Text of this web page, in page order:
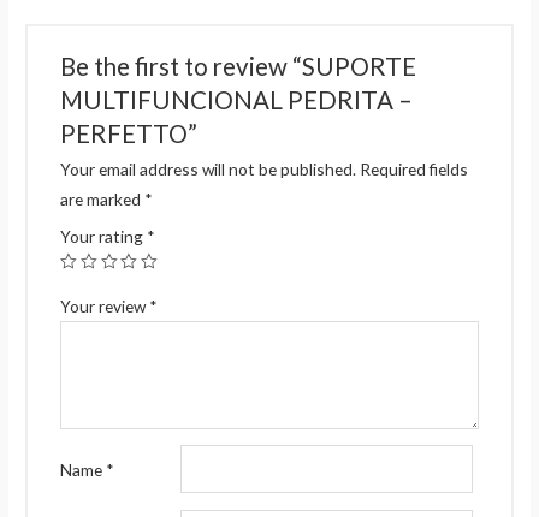
Be the first to review “SUPORTE
MULTIFUNCIONAL PEDRITA –
PERFETTO”
Your email address will not be published. Required fields
are marked *
Your rating *
Your review*
Name *